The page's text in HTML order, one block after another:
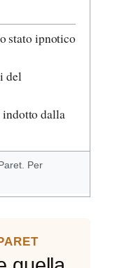
stato ipnotico
del
dalla
Per